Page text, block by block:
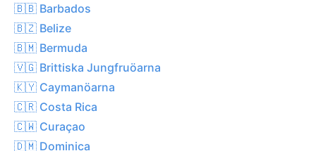
🇧🇧 Barbados
🇧🇿 Belize
🇧🇲 Bermuda
🇻🇬 Brittiska Jungfruöarna
🇰🇾 Caymanöarna
🇨🇷 Costa Rica
🇨🇼 Curaçao
🇩🇲 Dominica